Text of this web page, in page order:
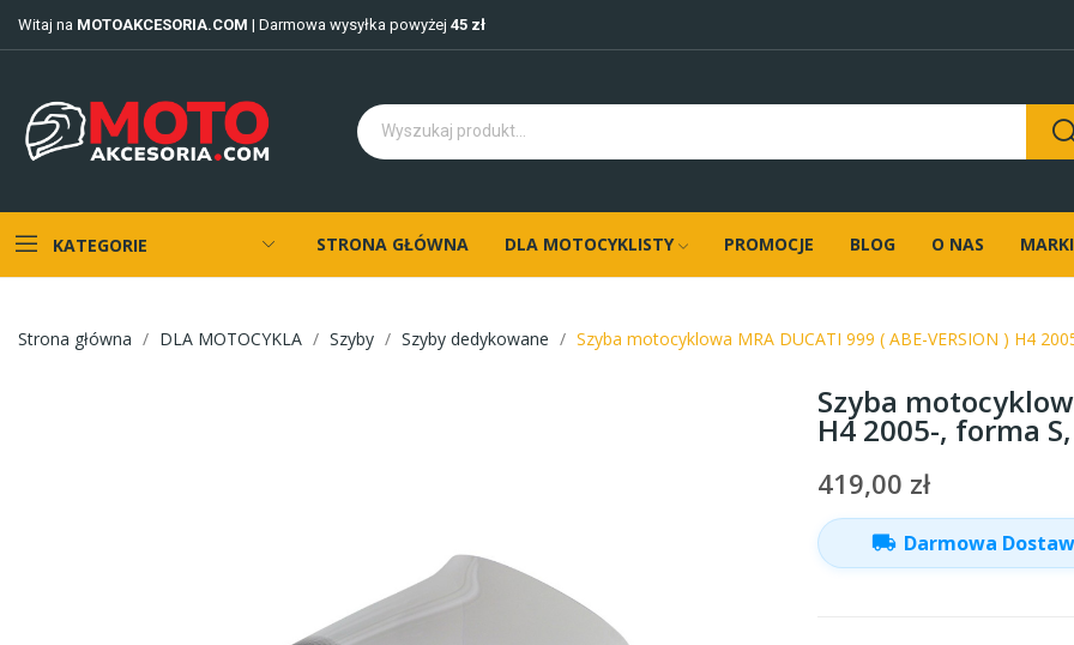
Witaj na MOTOAKCESORIA.COM | Darmowa wysyłka powyżej 45 zł
KATEGORIE STRONA GŁÓWNA DLA MOTOCYKLISTY PROMOCJE BLOG O NAS MARKI
Strona główna DLA MOTOCYKLA Szyby Szyby dedykowane Szyba motocyklowa MRA DUCATI 999 ( ABE-VERSION ) H4
Szyba
H4 2005-, forma
419,00 zł
local_shipping Darmowa